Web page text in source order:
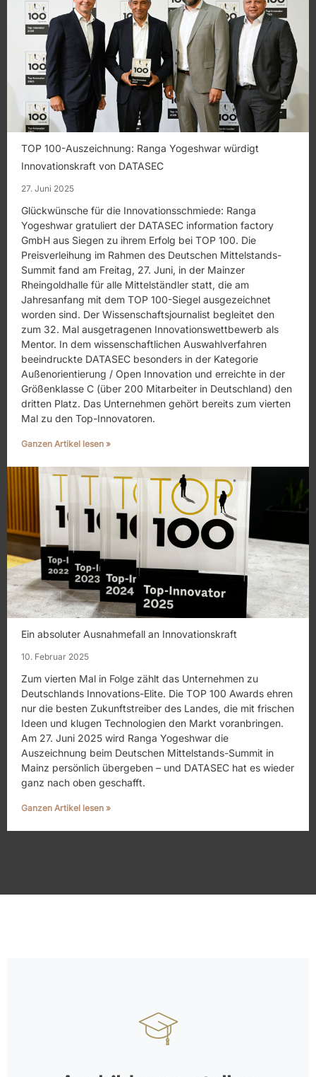
TOP 100-Auszeichnung: Ranga Yogeshwar würdigt
Innovationskraft von DATASEC
27. Juni 2025
Glückwünsche für die Innovationsschmiede: Ranga
Yogeshwar gratuliert der DATASEC information factory
GmbH aus Siegen zu ihrem Erfolg bei TOP 100. Die
Preisverleihung im Rahmen des Deutschen Mittelstands-
Summit fand am Freitag, 27. Juni, in der Mainzer
Rheingoldhalle für alle Mittelständler statt, die am
Jahresanfang mit dem TOP 100-Siegel ausgezeichnet
worden sind. Der Wissenschaftsjournalist begleitet den
zum 32. Mal ausgetragenen Innovationswettbewerb als
Mentor. In dem wissenschaftlichen Auswahlverfahren
beeindruckte DATASEC besonders in der Kategorie
Außenorientierung / Open Innovation und erreichte in der
Größenklasse C (über 200 Mitarbeiter in Deutschland) den
dritten Platz. Das Unternehmen gehört bereits zum vierten
Mal zu den Top-Innovatoren.
Ganzen Artikel lesen »
Ein absoluter Ausnahmefall an Innovationskraft
10. Februar 2025
Zum vierten Mal in Folge zählt das Unternehmen zu
Deutschlands Innovations-Elite. Die TOP 100 Awards ehren
nur die besten Zukunftstreiber des Landes, die mit frischen
Ideen und klugen Technologien den Markt voranbringen.
Am 27. Juni 2025 wird Ranga Yogeshwar die
Auszeichnung beim Deutschen Mittelstands-Summit in
Mainz persönlich übergeben – und DATASEC hat es wieder
ganz nach oben geschafft.
Ganzen Artikel lesen »
unserem Unternehmen?
Hier geht's zum DATASEC-Campus